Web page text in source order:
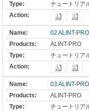
チュートリア
02 ALINT-
ALINT-PRO
チュートリア
03 ALINT-
ALINT-PRO
チュートリア